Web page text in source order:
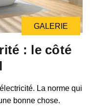
GALERIE
: le côté
La norme qui
bonne chose.